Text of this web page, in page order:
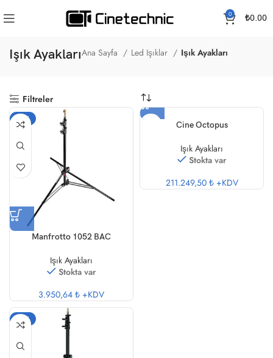
0 ₺0.00
Işık AyaklarıAna Sayfa Led Işıklar Işık Ayakları
Filtreler
-22%
Manfrotto 1052 BAC
Işık Ayakları
Stokta var
3.950,64 ₺ +KDV
Cine Octopus
Işık Ayakları
Stokta var
211.249,50 ₺ +KDV
-20%